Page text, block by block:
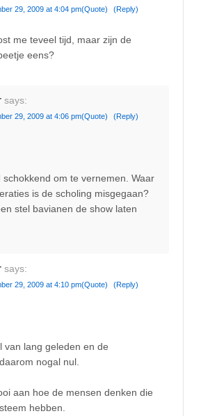
29, 2009 at 4:04 pm(Quote) (Reply)
me teveel tijd, maar zijn de
eens?
says:
29, 2009 at 4:06 pm(Quote) (Reply)
schokkend om te vernemen. Waar
is de scholing misgegaan?
stel bavianen de show laten
says:
29, 2009 at 4:10 pm(Quote) (Reply)
van lang geleden en de
nogal nul.
aan hoe de mensen denken die
hebben.